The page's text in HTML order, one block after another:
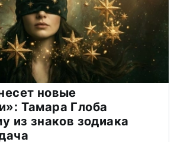
новые
Тамара Глоба
из знаков зодиака